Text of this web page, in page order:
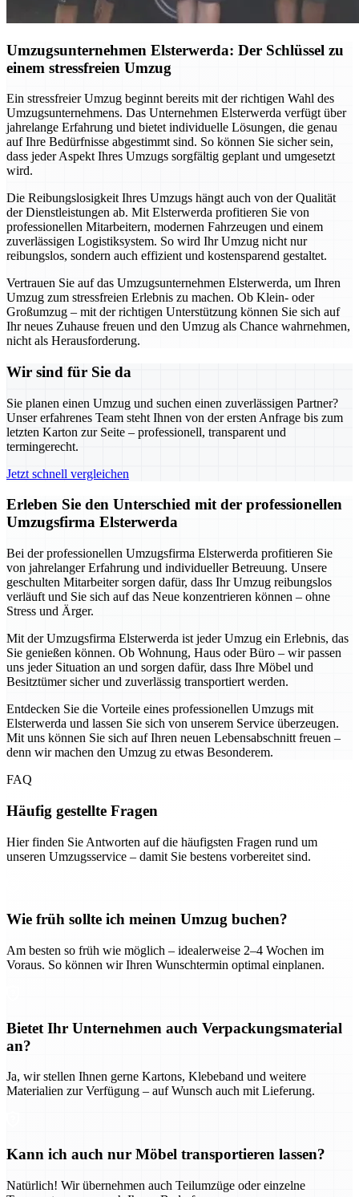
Umzugsunternehmen Elsterwerda: Der Schlüssel zu
einem stressfreien Umzug
Ein stressfreier Umzug beginnt bereits mit der richtigen Wahl des
Umzugsunternehmens. Das Unternehmen Elsterwerda verfügt über
jahrelange Erfahrung und bietet individuelle Lösungen, die genau
auf Ihre Bedürfnisse abgestimmt sind. So können Sie sicher sein,
dass jeder Aspekt Ihres Umzugs sorgfältig geplant und umgesetzt
wird.
Die Reibungslosigkeit Ihres Umzugs hängt auch von der Qualität
der Dienstleistungen ab. Mit Elsterwerda profitieren Sie von
professionellen Mitarbeitern, modernen Fahrzeugen und einem
zuverlässigen Logistiksystem. So wird Ihr Umzug nicht nur
reibungslos, sondern auch effizient und kostensparend gestaltet.
Vertrauen Sie auf das Umzugsunternehmen Elsterwerda, um Ihren
Umzug zum stressfreien Erlebnis zu machen. Ob Klein- oder
Großumzug – mit der richtigen Unterstützung können Sie sich auf
Ihr neues Zuhause freuen und den Umzug als Chance wahrnehmen,
nicht als Herausforderung.
Wir sind für Sie da
Sie planen einen Umzug und suchen einen zuverlässigen Partner?
Unser erfahrenes Team steht Ihnen von der ersten Anfrage bis zum
letzten Karton zur Seite – professionell, transparent und
termingerecht.
Jetzt schnell vergleichen
Erleben Sie den Unterschied mit der professionellen
Umzugsfirma Elsterwerda
Bei der professionellen Umzugsfirma Elsterwerda profitieren Sie
von jahrelanger Erfahrung und individueller Betreuung. Unsere
geschulten Mitarbeiter sorgen dafür, dass Ihr Umzug reibungslos
verläuft und Sie sich auf das Neue konzentrieren können – ohne
Stress und Ärger.
Mit der Umzugsfirma Elsterwerda ist jeder Umzug ein Erlebnis, das
Sie genießen können. Ob Wohnung, Haus oder Büro – wir passen
uns jeder Situation an und sorgen dafür, dass Ihre Möbel und
Besitztümer sicher und zuverlässig transportiert werden.
Entdecken Sie die Vorteile eines professionellen Umzugs mit
Elsterwerda und lassen Sie sich von unserem Service überzeugen.
Mit uns können Sie sich auf Ihren neuen Lebensabschnitt freuen –
denn wir machen den Umzug zu etwas Besonderem.
FAQ
Häufig gestellte Fragen
Hier finden Sie Antworten auf die häufigsten Fragen rund um
unseren Umzugsservice – damit Sie bestens vorbereitet sind.
Wie früh sollte ich meinen Umzug buchen?
Am besten so früh wie möglich – idealerweise 2–4 Wochen im
Voraus. So können wir Ihren Wunschtermin optimal einplanen.
Bietet Ihr Unternehmen auch Verpackungsmaterial
an?
Ja, wir stellen Ihnen gerne Kartons, Klebeband und weitere
Materialien zur Verfügung – auf Wunsch auch mit Lieferung.
Kann ich auch nur Möbel transportieren lassen?
Natürlich! Wir übernehmen auch Teilumzüge oder einzelne